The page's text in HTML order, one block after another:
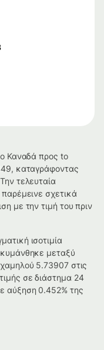
Καναδά προς to
καταγράφοντας
τελευταία
σχετικά
με την τιμή του πριν
ισοτιμία
μεταξύ
5.73907 στις
σε διάστημα 24
αύξηση 0.452% της